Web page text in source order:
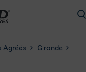
Agréés Gironde